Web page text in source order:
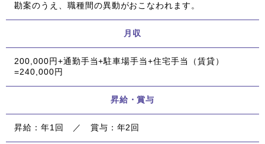
勘案のうえ、職種間の異動がおこなわれます。
月収
200,000円+通勤手当+駐車場手当+住宅手当（賃貸）
=240,000円
昇給・賞与
昇給：年1回 ／ 賞与：年2回